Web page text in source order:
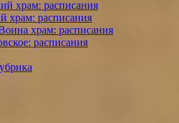
храм: расписания
храм: расписания
храм: расписания
расписания